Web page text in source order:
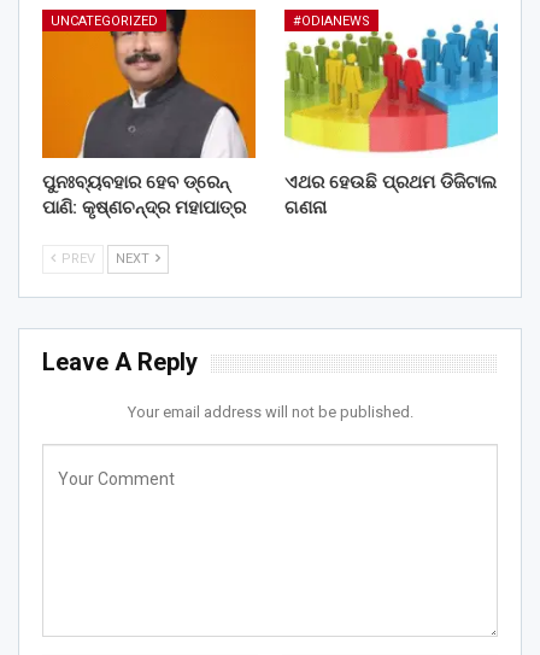
UNCATEGORIZED
ପୁନଃବ୍ୟବହାର ହେବ ଡ୍ରେନ୍‌
ପାଣି: କୃଷ୍ଣଚନ୍ଦ୍ର ମହାପାତ୍ର
#ODIANEWS
ଏଥର ହେଉଛି ପ୍ରଥମ ଡିଜିଟାଲ
ଗଣନା
PREV NEXT
Leave A Reply
Your email address will not be published.